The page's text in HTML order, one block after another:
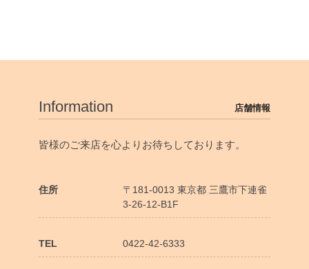
Information 店舗情報
皆様のご来店を心よりお待ちしております。
住所
〒181-0013 東京都 三鷹市下連雀
3-26-12-B1F
TEL 0422-42-6333